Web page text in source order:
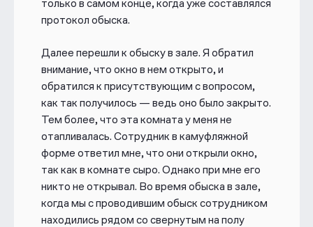
только в самом конце, когда уже составлялся
протокол обыска.
Далее перешли к обыску в зале. Я обратил
внимание, что окно в нем открыто, и
обратился к присутствующим с вопросом,
как так получилось — ведь оно было закрыто.
Тем более, что эта комната у меня не
отапливалась. Сотрудник в камуфляжной
форме ответил мне, что они открыли окно,
так как в комнате сыро. Однако при мне его
никто не открывал. Во время обыска в зале,
когда мы с проводившим обыск сотрудником
находились рядом со свернутым на полу